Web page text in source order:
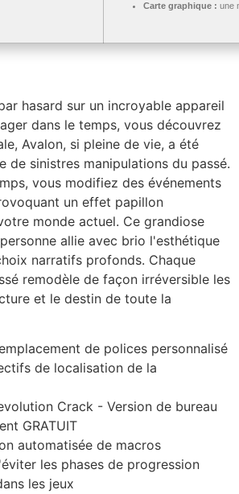
Carte graphique : une
hasard sur un incroyable appareil
dans le temps, vous découvrez
Avalon, si pleine de vie, a été
de sinistres manipulations du passé.
vous modifiez des événements
un effet papillon
monde actuel. Ce grandiose
allie avec brio l'esthétique
narratifs profonds. Chaque
remodèle de façon irréversible les
et le destin de toute la
de polices personnalisé
de localisation de la
Crack - Version de bureau
GRATUIT
automatisée de macros
les phases de progression
les jeux